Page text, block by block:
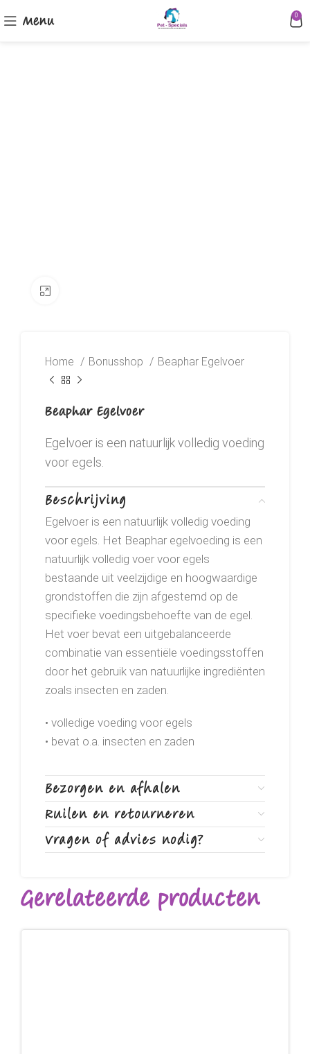
Menu 0
Home Bonusshop Beaphar Egelvoer
Beaphar Egelvoer
Egelvoer is een natuurlijk volledig voeding
voor egels.
Beschrijving
Egelvoer is een natuurlijk volledig voeding
voor egels. Het Beaphar egelvoeding is een
natuurlijk volledig voer voor egels
bestaande uit veelzijdige en hoogwaardige
grondstoffen die zijn afgestemd op de
specifieke voedingsbehoefte van de egel.
Het voer bevat een uitgebalanceerde
combinatie van essentiële voedingsstoffen
door het gebruik van natuurlijke ingrediënten
zoals insecten en zaden.
• volledige voeding voor egels
• bevat o.a. insecten en zaden
Bezorgen en afhalen
Ruilen en retourneren
Vragen of advies nodig?
Gerelateerde producten